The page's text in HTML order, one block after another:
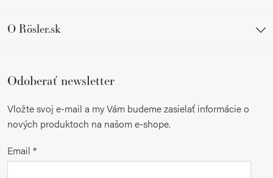
O Rösler.sk
Odoberať newsletter
Vložte svoj e-mail a my Vám budeme zasielať informácie o
nových produktoch na našom e-shope.
Email